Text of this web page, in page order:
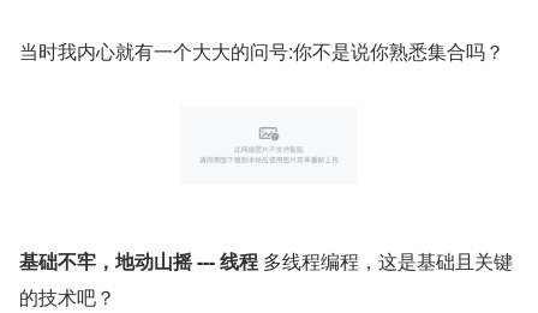
当时我内心就有一个大大的问号:你不是说你熟悉集合吗？
基础不牢，地动山摇 --- 线程 多线程编程，这是基础且关键
的技术吧？